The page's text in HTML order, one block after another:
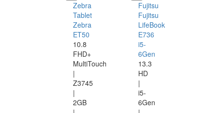
Zebra
Tablet
Zebra
ET50
10.8
FHD+
MultiTouch
|
Z3745
|
2GB
Fujitsu
Fujitsu
LifeBook
E736
i5-
6Gen
13.3
HD
|
i5-
6Gen